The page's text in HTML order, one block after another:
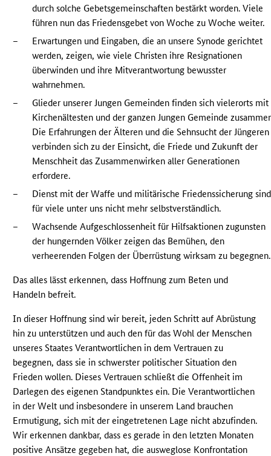
durch solche Gebetsgemeinschaften bestärkt worden. Viele
führen nun das Friedensgebet von Woche zu Woche weiter.
–
Erwartungen und Eingaben, die an unsere Synode gerichtet
werden, zeigen, wie viele Christen ihre Resignationen
überwinden und ihre Mitverantwortung bewusster
wahrnehmen.
–
Glieder unserer Jungen Gemeinden finden sich vielerorts mit
Kirchenältesten und der ganzen Jungen Gemeinde
Die Erfahrungen der Älteren und die Sehnsucht der Jüngeren
verbinden sich zu der Einsicht, die Friede und Zukunft der
Menschheit das Zusammenwirken aller Generationen
erfordere.
–
Dienst mit der Waffe und militärische Friedenssicherung sind
für viele unter uns nicht mehr selbstverständlich.
–
Wachsende Aufgeschlossenheit für Hilfsaktionen zugunsten
der hungernden Völker zeigen das Bemühen, den
verheerenden Folgen der Überrüstung wirksam zu begegnen.
Das alles lässt erkennen, dass Hoffnung zum Beten und
Handeln befreit.
In dieser Hoffnung sind wir bereit, jeden Schritt auf Abrüstung
hin zu unterstützen und auch den für das Wohl der Menschen
unseres Staates Verantwortlichen in dem Vertrauen zu
begegnen, dass sie in schwerster politischer Situation den
Frieden wollen. Dieses Vertrauen schließt die Offenheit im
Darlegen des eigenen Standpunktes ein. Die Verantwortlichen
in der Welt und insbesondere in unserem Land brauchen
Ermutigung, sich mit der eingetretenen Lage nicht abzufinden.
Wir erkennen dankbar, dass es gerade in den letzten Monaten
positive Ansätze gegeben hat, die ausweglose Konfrontation